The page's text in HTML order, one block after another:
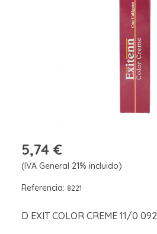
5,74 €
(IVA General 21% incluido)
Referencia: 8221
D EXIT COLOR CREME 11/0 092